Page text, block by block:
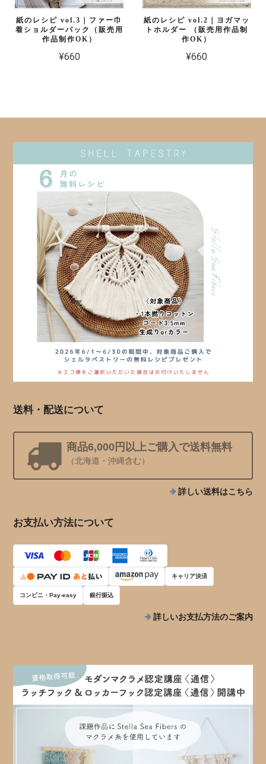
紙のレシピ vol.3｜ファー巾
着ショルダーバック（販売用
作品制作OK）
¥660
紙のレシピ vol.2｜ヨガマッ
トホルダー （販売用作品制
作OK）
¥660
送料・配送について
商品6,000円以上ご購入で送料無料
（北海道・沖縄含む）
詳しい送料はこちら
お支払い方法について
キャリア決済
コンビニ・Pay-easy 銀行振込
詳しいお支払方法のご案内